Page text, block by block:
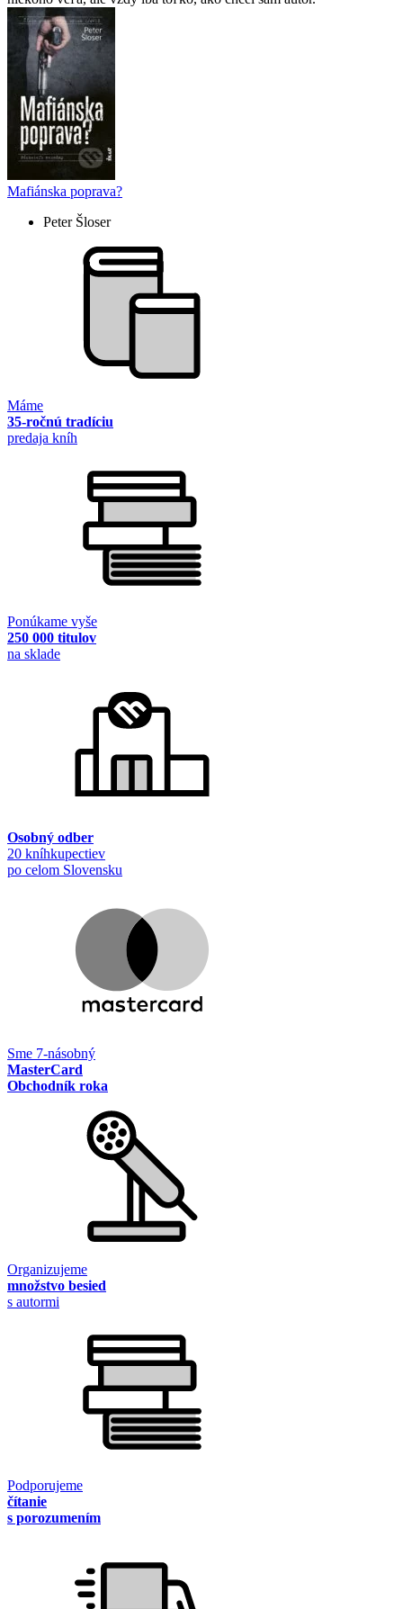
Mafiánska poprava?
Peter Šloser
Máme
35-ročnú tradíciu
predaja kníh
Ponúkame vyše
250 000 titulov
na sklade
Osobný odber
20 kníhkupectiev
po celom Slovensku
Sme 7-násobný
MasterCard
Obchodník roka
Organizujeme
množstvo besied
s autormi
Podporujeme
čítanie
s porozumením